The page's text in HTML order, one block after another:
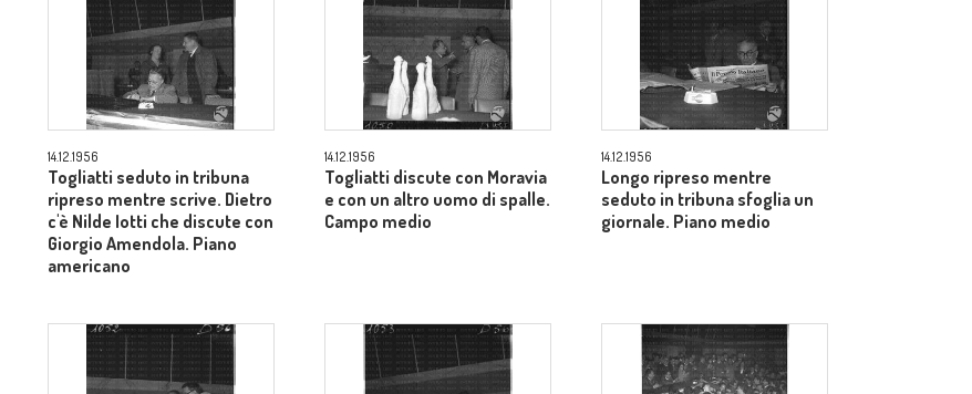
14.12.1956
Togliatti seduto in tribuna
ripreso mentre scrive. Dietro
c'è Nilde Iotti che discute con
Giorgio Amendola. Piano
americano
14.12.1956
Togliatti discute con Moravia
e con un altro uomo di spalle.
Campo medio
14.12.1956
Longo ripreso mentre
seduto in tribuna sfoglia un
giornale. Piano medio